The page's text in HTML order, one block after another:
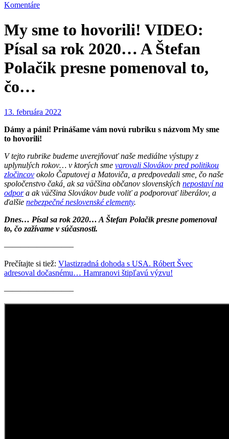
Komentáre
My sme to hovorili! VIDEO:
Písal sa rok 2020… A Štefan
Polačik presne pomenoval to,
čo…
13. februára 2022
Dámy a páni! Prinášame vám novú rubriku s názvom My sme
to hovorili!
V tejto rubrike budeme uverejňovať naše mediálne výstupy z
uplynulých rokov… v ktorých sme varovali Slovákov pred politikou
zločincov okolo Čaputovej a Matoviča, a predpovedali sme, čo naše
spoločenstvo čaká, ak sa väčšina občanov slovenských nepostaví na
odpora ak väčšina Slovákov bude voliť a podporovať liberálov, a
ďalšie nebezpečné neslovenské elementy.
Dnes… Písal sa rok 2020… A Štefan Polačik presne pomenoval
to, čo zažívame v súčasnosti.
————————–
Prečítajte si tiež: Vlastizradná dohoda s USA. Róbert Švec
adresoval dočasnému… Hamranovi štipľavú výzvu!
————————–